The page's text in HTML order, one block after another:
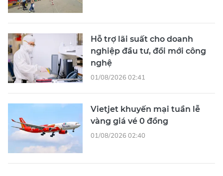
Hỗ trợ lãi suất cho doanh
nghiệp đầu tư, đổi mới công
nghệ
01/08/2026 02:41
Vietjet khuyến mại tuần lễ
vàng giá vé 0 đồng
01/08/2026 02:40